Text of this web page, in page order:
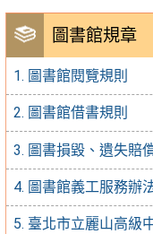
圖書館規章
1. 圖書館閱覽規則
2. 圖書館借書規則
3. 圖書損毀、遺失賠
4. 圖書館義工服務辦
5. 臺北市立麗山高級